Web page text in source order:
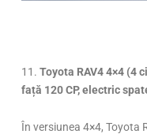
11.Toyota RAV4 4×4 (4
față 120 CP, electric
În versiunea 4×4, Toyota
Page
,Page
,Page
,Page
, ,